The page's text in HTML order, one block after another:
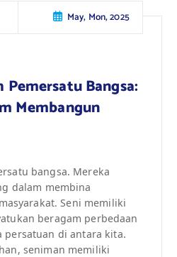
May, Mon, 2025
Pemersatu Bangsa:
Membangun
bangsa. Mereka
dalam membina
Seni memiliki
beragam perbedaan
persatuan di antara kita.
seniman memiliki